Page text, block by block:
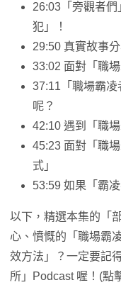
26:03「旁觀者
犯」！
29:50 真實故事
33:02 面對「職
37:11「職場霸凌
呢？
42:10 遇到「職
45:23 面對「職
式」
53:59 如果「霸
以下，精選本集的「
心、憤慨的「職場霸
效方法」？一定要記
所」Podcast 喔！(點